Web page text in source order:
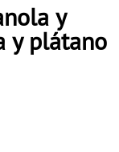
y
y plátano